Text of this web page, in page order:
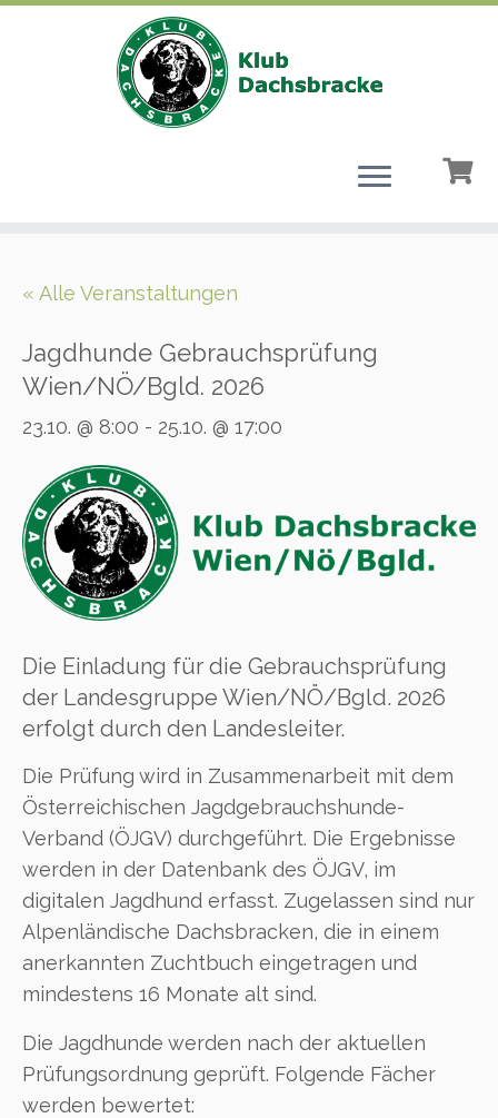
« Alle Veranstaltungen
Jagdhunde Gebrauchsprüfung
Wien/NÖ/Bgld. 2026
23.10. @ 8:00 - 25.10. @ 17:00
Die Einladung für die Gebrauchsprüfung
der Landesgruppe Wien/NÖ/Bgld. 2026
erfolgt durch den Landesleiter.
Die Prüfung wird in Zusammenarbeit mit dem
Österreichischen Jagdgebrauchshunde-
Verband (ÖJGV) durchgeführt. Die Ergebnisse
werden in der Datenbank des ÖJGV, im
digitalen Jagdhund erfasst. Zugelassen sind nur
Alpenländische Dachsbracken, die in einem
anerkannten Zuchtbuch eingetragen und
mindestens 16 Monate alt sind.
Die Jagdhunde werden nach der aktuellen
Prüfungsordnung geprüft. Folgende Fächer
werden bewertet: